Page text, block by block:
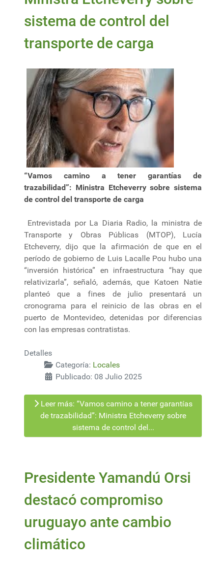
sistema de control del
transporte de carga
“Vamos camino a tener garantías de
trazabilidad”: Ministra Etcheverry sobre sistema
de control del transporte de carga
Entrevistada por La Diaria Radio, la ministra de
Transporte y Obras Públicas (MTOP), Lucía
Etcheverry, dijo que la afirmación de que en el
período de gobierno de Luis Lacalle Pou hubo una
“inversión histórica” en infraestructura “hay que
relativizarla”, señaló, además, que Katoen Natie
planteó que a fines de julio presentará un
cronograma para el reinicio de las obras en el
puerto de Montevideo, detenidas por diferencias
con las empresas contratistas.
Detalles
Categoría: Locales
Publicado: 08 Julio 2025
Leer más: “Vamos camino a tener garantías
de trazabilidad”: Ministra Etcheverry sobre
sistema de control del...
Presidente Yamandú Orsi
destacó compromiso
uruguayo ante cambio
climático